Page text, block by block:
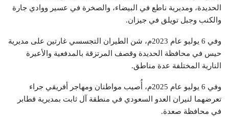
الحديدة، ومديرية ناطع في البيضاء، والصخرة في عسير ووادي جارة
والكنب وجبل تويلق في جيزان.
وفي 6 يوليو عام 2023م، شن الطيران التجسسي غارتين على مديرية
حيس في محافظة الحديدة وقصف المرتزقة بالمدفعية والأعيرة
النارية المختلفة عدة مناطق.
وفي 6 يوليو عام 2025م، أُصيب مواطنان ومهاجر أفريقي جراء
تعرضهما لنيران العدو السعودي في منطقة آل ثابت بمديرية قطابر
في محافظة صعدة.